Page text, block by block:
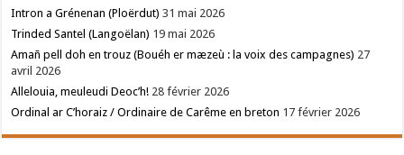
Intron a Grénenan (Ploërdut) 31 mai 2026
Trinded Santel (Langoëlan) 19 mai 2026
Amañ pell doh en trouz (Bouéh er mæzeù : la voix des campagnes) 27
avril 2026
Allelouia, meuleudi Deoc’h! 28 février 2026
Ordinal ar C’horaiz / Ordinaire de Carême en breton 17 février 2026